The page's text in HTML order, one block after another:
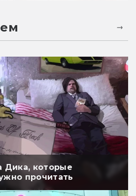
Дика, которые
прочитать